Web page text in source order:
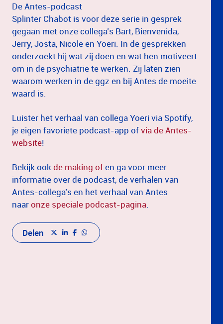
De Antes-podcast
Splinter Chabot is voor deze serie in gesprek
gegaan met onze collega’s Bart, Bienvenida,
Jerry, Josta, Nicole en Yoeri. In de gesprekken
onderzoekt hij wat zij doen en wat hen motiveert
om in de psychiatrie te werken. Zij laten zien
waarom werken in de ggz en bij Antes de moeite
waard is.
Luister het verhaal van collega Yoeri via Spotify,
je eigen favoriete podcast-app ofvia de Antes-
website!
Bekijk ookde making ofen ga voor meer
informatie over de podcast, de verhalen van
Antes-collega’s en het verhaal van Antes
naaronze speciale podcast-pagina.
Delen